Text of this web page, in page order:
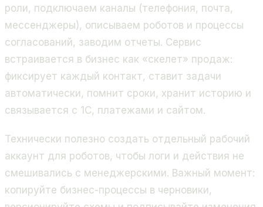
роли, подключаем каналы (телефония, почта,
мессенджеры), описываем роботов и процессы
согласований, заводим отчеты. Сервис
встраивается в бизнес как «скелет» продаж:
фиксирует каждый контакт, ставит задачи
автоматически, помнит сроки, хранит историю и
связывается с 1С, платежами и сайтом.
Технически полезно создать отдельный рабочий
аккаунт для роботов, чтобы логи и действия не
смешивались с менеджерскими. Важный момент:
копируйте бизнес-процессы в черновики,